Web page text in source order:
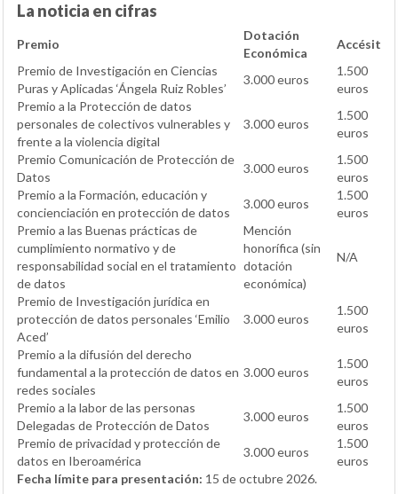
La noticia en cifras
Premio
Dotación
Económica
Accésit
Premio de Investigación en Ciencias
Puras y Aplicadas ‘Ángela Ruiz Robles’
3.000 euros
1.500
euros
Premio a la Protección de datos
personales de colectivos vulnerables y
frente a la violencia digital
3.000 euros
1.500
euros
Premio Comunicación de Protección de
Datos
3.000 euros
1.500
euros
Premio a la Formación, educación y
concienciación en protección de datos
3.000 euros
1.500
euros
Premio a las Buenas prácticas de
cumplimiento normativo y de
responsabilidad social en el tratamiento
de datos
Mención
honorífica (sin
dotación
económica)
N/A
Premio de Investigación jurídica en
protección de datos personales ‘Emilio
Aced’
3.000 euros
1.500
euros
Premio a la difusión del derecho
fundamental a la protección de datos en
redes sociales
3.000 euros
1.500
euros
Premio a la labor de las personas
Delegadas de Protección de Datos
3.000 euros
1.500
euros
Premio de privacidad y protección de
datos en Iberoamérica
3.000 euros
1.500
euros
Fecha límite para presentación: 15 de octubre 2026.